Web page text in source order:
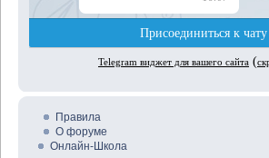
Правила
О форуме
Онлайн-Школа